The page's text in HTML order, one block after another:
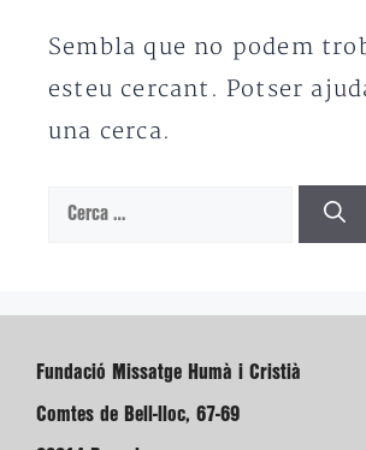
Sembla que no podem
esteu cercant. Potser
una cerca.
Cerca:
Fundació Missatge Humà i Cristià
Comtes de Bell-lloc, 67-69